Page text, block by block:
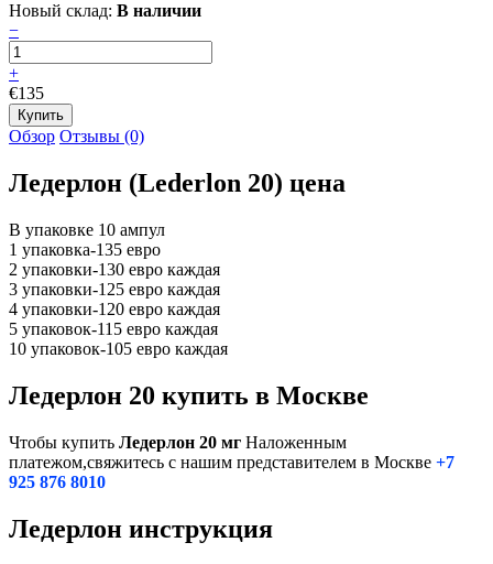
Новый склад: В наличии
−
+
€135
Обзор Отзывы (0)
Ледерлон (Lederlon 20) цена
В упаковке 10 ампул
1 упаковка-135 евро
2 упаковки-130 евро каждая
3 упаковки-125 евро каждая
4 упаковки-120 евро каждая
5 упаковок-115 евро каждая
10 упаковок-105 евро каждая
Ледерлон 20 купить в Москве
Чтобы купить Ледерлон 20 мг Наложенным
платежом,свяжитесь с нашим представителем в Москве +7
925 876 8010
Ледерлон инструкция